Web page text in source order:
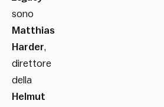
sono
Matthias
Harder,
direttore
della
Helmut